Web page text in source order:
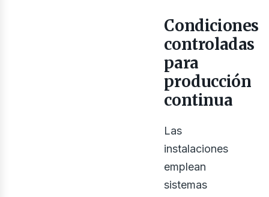
Condiciones
controladas
para
producción
continua
Las
instalaciones
emplean
sistemas